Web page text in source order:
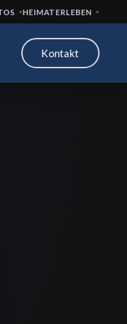
HEIMATERLEBEN
Kontakt